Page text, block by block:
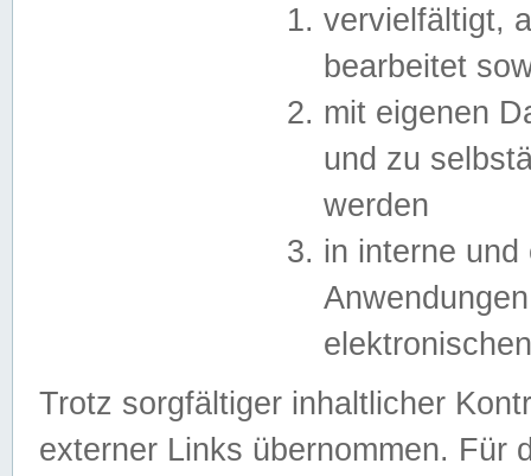
vervielfältigt,
bearbeitet
mit eigenen
und zu
werden
in interne
Trotz sorgfältiger inhaltlicher
externer Links übernommen. Für